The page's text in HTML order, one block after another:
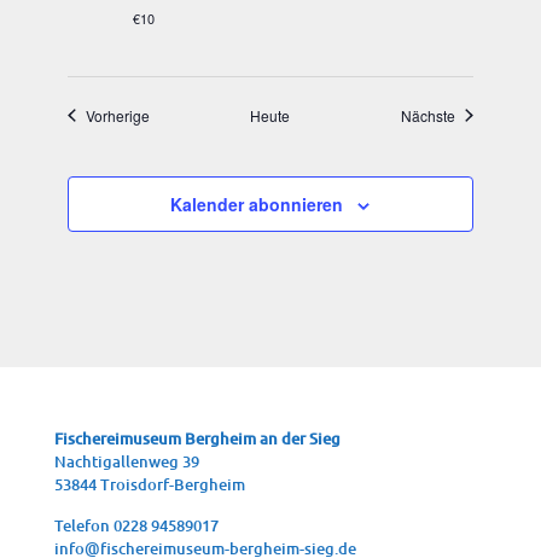
€10
Vorherige VeranstaltungenHeute Nächste
Kalender abonnieren
Fische­rei­mu­se­um Berg­heim an der Sieg
Nach­ti­gal­len­weg 39
53844 Troisdorf-Bergheim
Tele­fon 0228 94589017
info@fischereimuseum-bergheim-sieg.de